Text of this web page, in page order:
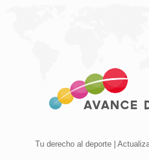
Tu derecho al deporte |